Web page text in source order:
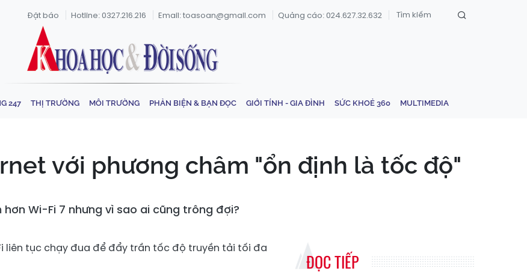
Đặt báo Hotline: 0327.216.216 Email: toasoan@gmail.com Quảng cáo: 024.627.32.632
247 THỊ TRƯỜNG MÔI TRƯỜNG PHẢN BIỆN & BẠN ĐỌC GIỚI TÍNH - GIA ĐÌNH SỨC KHOẺ 360 MULTIMEDIA
với phương châm "ổn định là tốc độ"
Wi-Fi 7 nhưng vì sao ai cũng trông đợi?
liên tục chạy đua để đẩy trần tốc độ truyền tải tối đa
ĐỌC TIẾP